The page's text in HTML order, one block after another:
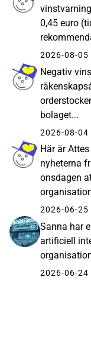
0,45 euro
2026-08-05
Negativ
bolaget...
2026-08-04
Här är
nyheterna
onsdagen
2026-06-25
Sanna har
artificiell
2026-06-24